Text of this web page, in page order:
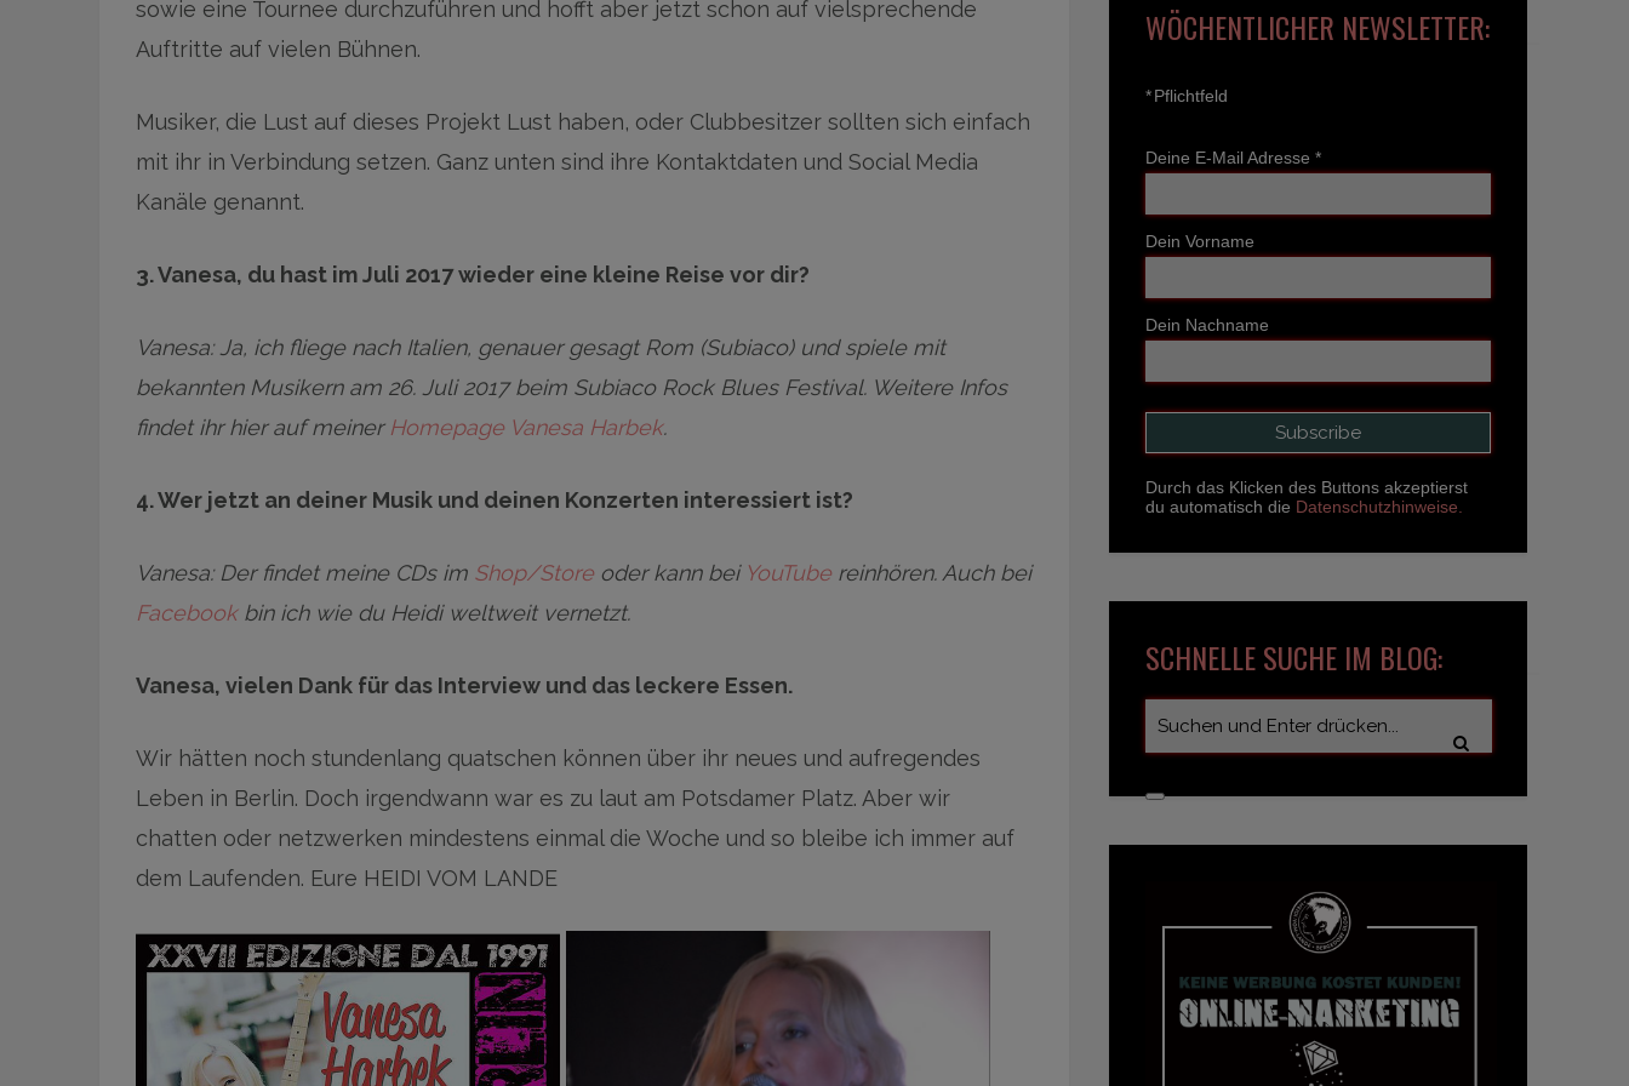
sowie eine Tournee durchzuführen und hofft aber jetzt schon auf vielsprechende
Auftritte auf vielen Bühnen.
Musiker, die Lust auf dieses Projekt Lust haben, oder Clubbesitzer sollten sich einfach
mit ihr in Verbindung setzen. Ganz unten sind ihre Kontaktdaten und Social Media
Kanäle genannt.
3. Vanesa, du hast im Juli 2017 wieder eine kleine Reise vor dir?
Vanesa: Ja, ich fliege nach Italien, genauer gesagt Rom (Subiaco) und spiele mit
bekannten Musikern am 26. Juli 2017 beim Subiaco Rock Blues Festival. Weitere Infos
findet ihr hier auf meiner Homepage Vanesa Harbek.
4. Wer jetzt an deiner Musik und deinen Konzerten interessiert ist?
Vanesa: Der findet meine CDs im Shop/Store oder kann bei YouTube reinhören. Auch bei
Facebook bin ich wie du Heidi weltweit vernetzt.
Vanesa, vielen Dank für das Interview und das leckere Essen.
Wir hätten noch stundenlang quatschen können über ihr neues und aufregendes
Leben in Berlin. Doch irgendwann war es zu laut am Potsdamer Platz. Aber wir
chatten oder netzwerken mindestens einmal die Woche und so bleibe ich immer auf
dem Laufenden. Eure HEIDI VOM LANDE
WÖCHENTLICHER NEWSLETTER:
*Pflichtfeld
Deine E-Mail Adresse *
Dein Vorname
Dein Nachname
Durch das Klicken des Buttons akzeptierst
du automatisch die Datenschutzhinweise.
SCHNELLE SUCHE IM BLOG: